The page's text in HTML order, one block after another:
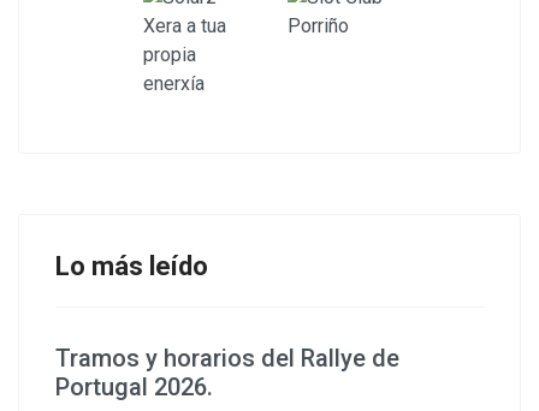
Lo más leído
Tramos y horarios del Rallye de
Portugal 2026.